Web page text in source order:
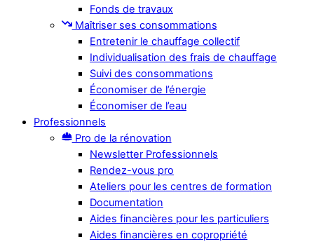
Fonds de travaux
Maîtriser ses consommations
Entretenir le chauffage collectif
Individualisation des frais de chauffage
Suivi des consommations
Économiser de l’énergie
Économiser de l’eau
Professionnels
Pro de la rénovation
Newsletter Professionnels
Rendez-vous pro
Ateliers pour les centres de formation
Documentation
Aides financières pour les particuliers
Aides financières en copropriété